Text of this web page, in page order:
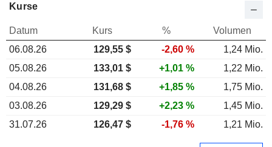
Kurse
Datum Kurs %
Volumen
06.08.26
129,55 $ -2,60 %
1,24 Mio.
05.08.26
133,01 $ +1,01 %
1,22 Mio.
04.08.26
131,68 $ +1,85 %
1,75 Mio.
03.08.26
129,29 $ +2,23 %
1,45 Mio.
31.07.26
126,47 $ -1,76 % 1,21 Mio.